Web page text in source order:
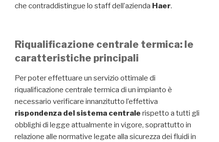
che contraddistingue lo staff dell’azienda Haer.
Riqualificazione centrale termica: le
caratteristiche principali
Per poter effettuare un servizio ottimale di
riqualificazione centrale termica di un impianto è
necessario verificare innanzitutto l’effettiva
rispondenza del sistema centrale rispetto a tutti gli
obblighi di legge attualmente in vigore, soprattutto in
relazione alle normative legate alla sicurezza dei fluidi in